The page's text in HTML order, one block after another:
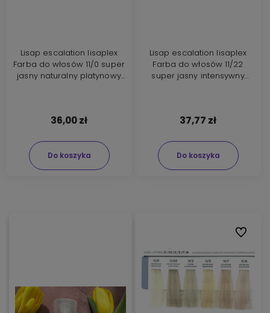
Lisap escalation lisaplex
Farba do włosów 11/0 super
jasny naturalny platynowy
36,00 zł
Do koszyka
Lisap escalation lisaplex
Farba do włosów 11/22
super jasny intensywny
37,77 zł
Do koszyka
Do